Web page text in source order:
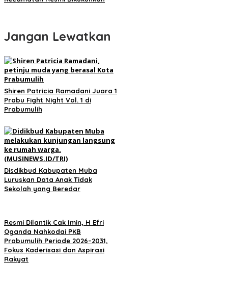
Jangan Lewatkan
Shiren Patricia Ramadani Juara 1
Prabu Fight Night Vol. 1 di
Prabumulih
Disdikbud Kabupaten Muba
Luruskan Data Anak Tidak
Sekolah yang Beredar
Resmi Dilantik Cak Imin, H Efri
Oganda Nahkodai PKB
Prabumulih Periode 2026–2031,
Fokus Kaderisasi dan Aspirasi
Rakyat